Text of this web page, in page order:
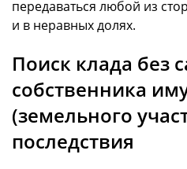
передаваться любой из
и в неравных долях.
Поиск клада без
собственника
(земельного
последствия